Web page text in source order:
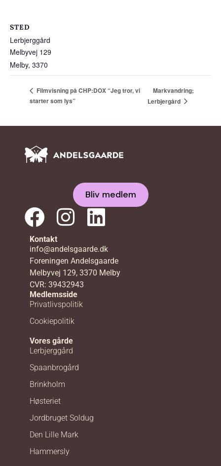
STED
Lerbjerggård
Melbyvej 129
Melby, 3370
Filmvisning på CHP:DOX “Jeg tror, vi
starter som lys”
Markvandring;
Lerbjergård
Bliv medlem
Kontakt
info@andelsgaarde.dk
Foreningen Andelsgaarde
Melbyvej 129, 3370 Melby
CVR: 39432943
Medlemsside
Privatlivspolitik
Cookiepolitik
Vores gårde
Lerbjerggård
Spaanbrogård
Brinkholm
Høsteriet
Jordbruget Soldug
Den Lille Mark
Hammersly